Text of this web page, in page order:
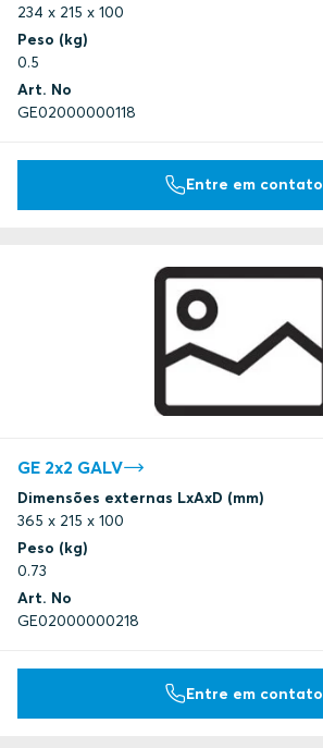
234 x 215 x 100
Peso (kg)
0.5
Art. No
GE02000000118
Entre em contato
GE 2x2 GALV
Dimensões externas LxAxD (mm)
365 x 215 x 100
Peso (kg)
0.73
Art. No
GE02000000218
Entre em contato